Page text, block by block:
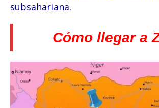
subsahariana.
Cómo llegar a